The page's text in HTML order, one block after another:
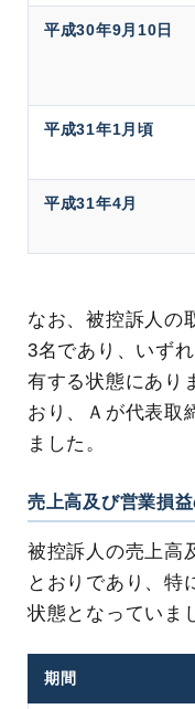
平成30年9月10日
平成31年1月頃
平成31年4月
なお、被控訴人の
3名であり、いず
有する状態にあり
おり、Ａが代表取
ました。
売上高及び営業損
被控訴人の売上高
とおりであり、特
状態となっていま
期間